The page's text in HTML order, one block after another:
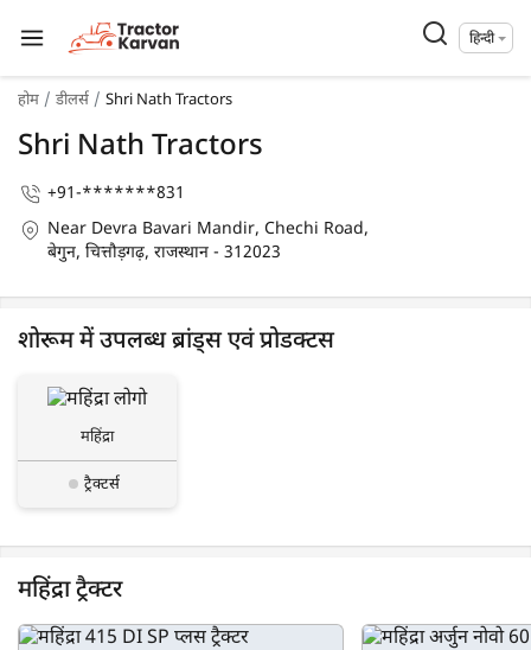
हिन्दी
होम डीलर्स Shri Nath Tractors
Shri Nath Tractors
+91-*******831
Near Devra Bavari Mandir, Chechi Road,
बेगुन, चित्तौड़गढ़, राजस्थान - 312023
शोरूम में उपलब्ध ब्रांड्स एवं प्रोडक्टस
महिंद्रा
ट्रैक्टर्स
महिंद्रा ट्रैक्टर